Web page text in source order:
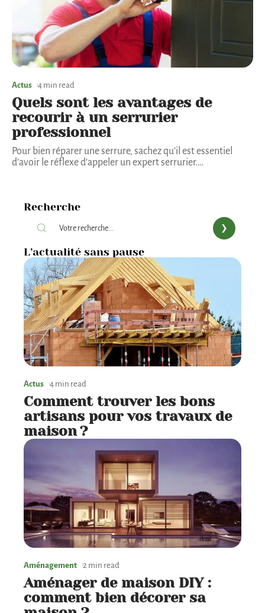
Actus 4 min read
Quels sont les avantages de
recourir à un serrurier
professionnel
Pour bien réparer une serrure, sachez qu’il est essentiel
d’avoir le réflexe d’appeler un expert serrurier.…
Recherche
L’actualité sans pause
Actus 4 min read
Comment trouver les bons
artisans pour vos travaux de
maison ?
Aménagement 2 min read
Aménager de maison DIY :
comment bien décorer sa